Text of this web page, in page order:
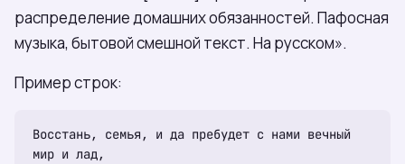
распределение домашних обязанностей. Пафосная
музыка, бытовой смешной текст. На русском».
Пример строк:
Восстань, семья, и да пребудет с нами вечный
мир и лад,